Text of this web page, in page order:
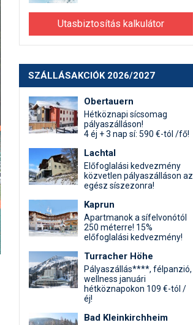
Utasbiztosítás kalkulátor
SZÁLLÁSAKCIÓK 2026/2027
Obertauern
Hétköznapi sícsomag
pályaszálláson!
4 éj + 3 nap sí: 590 €-tól /fő!
Lachtal
Előfoglalási kedvezmény
közvetlen pályaszálláson az
egész síszezonra!
Kaprun
Apartmanok a sífelvonótól
250 méterre! 15%
előfoglalási kedvezmény!
Turracher Höhe
Pályaszállás****, félpanzió,
wellness januári
hétköznapokon 109 €-tól /
éj!
Bad Kleinkirchheim